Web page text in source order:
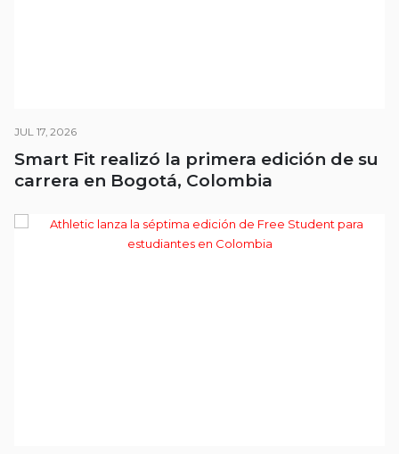
JUL 17, 2026
Smart Fit realizó la primera edición de su
carrera en Bogotá, Colombia